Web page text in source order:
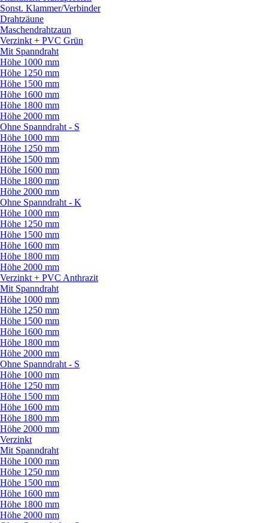
Sonst. Klammer/Verbinder
Drahtzäune
Maschendrahtzaun
Verzinkt + PVC Grün
Mit Spanndraht
Höhe 1000 mm
Höhe 1250 mm
Höhe 1500 mm
Höhe 1600 mm
Höhe 1800 mm
Höhe 2000 mm
Ohne Spanndraht - S
Höhe 1000 mm
Höhe 1250 mm
Höhe 1500 mm
Höhe 1600 mm
Höhe 1800 mm
Höhe 2000 mm
Ohne Spanndraht - K
Höhe 1000 mm
Höhe 1250 mm
Höhe 1500 mm
Höhe 1600 mm
Höhe 1800 mm
Höhe 2000 mm
Verzinkt + PVC Anthrazit
Mit Spanndraht
Höhe 1000 mm
Höhe 1250 mm
Höhe 1500 mm
Höhe 1600 mm
Höhe 1800 mm
Höhe 2000 mm
Ohne Spanndraht - S
Höhe 1000 mm
Höhe 1250 mm
Höhe 1500 mm
Höhe 1600 mm
Höhe 1800 mm
Höhe 2000 mm
Verzinkt
Mit Spanndraht
Höhe 1000 mm
Höhe 1250 mm
Höhe 1500 mm
Höhe 1600 mm
Höhe 1800 mm
Höhe 2000 mm